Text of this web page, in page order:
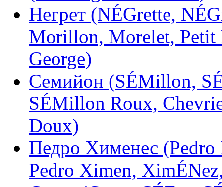
Негрет (NÉGrette,
Morillon, Morelet, Petit
George)
Семийон (SÉMillon,
SÉMillon Roux,
Doux)
Педро Хименес (Pedro
Pedro Ximen,